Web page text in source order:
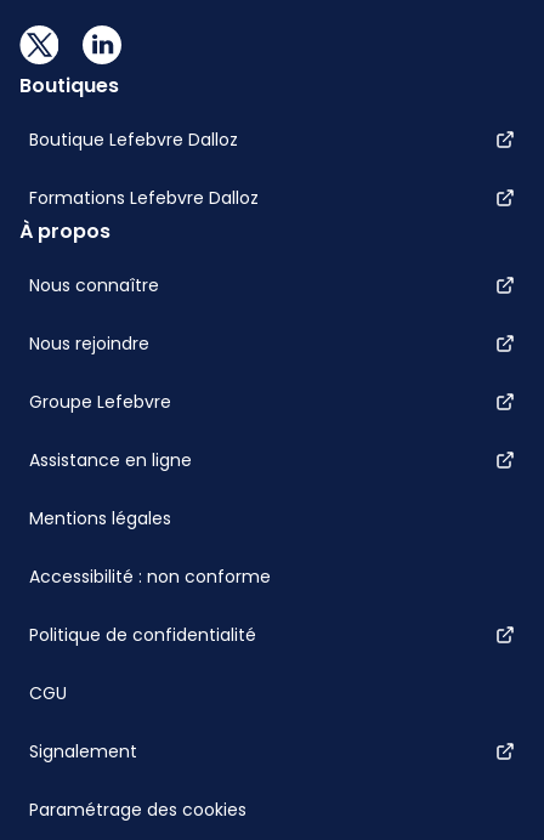
Boutiques
Boutique Lefebvre Dalloz
Formations Lefebvre Dalloz
À propos
Nous connaître
Nous rejoindre
Groupe Lefebvre
Assistance en ligne
Mentions légales
Accessibilité : non conforme
Politique de confidentialité
CGU
Signalement
Paramétrage des cookies